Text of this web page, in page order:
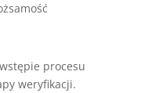
procesu
weryfikacji.